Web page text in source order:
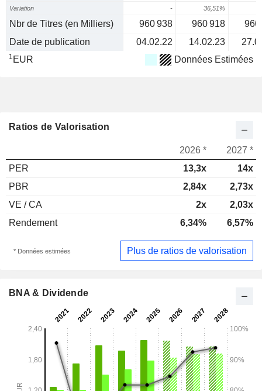
Variation - 36,51%
Nbr de Titres (en Milliers) 960 938 960 918
960
Date de publication
04.02.22 14.02.23
1 EUR Données Estimées
Ratios de Valorisation
2026 *
2027 *
PER
13,3x
14x
PBR
2,84x
2,73x
VE / CA
2x
2,03x
Rendement
6,34% 6,57%
* Données estimées Plus de ratios de valorisation
BNA & Dividende